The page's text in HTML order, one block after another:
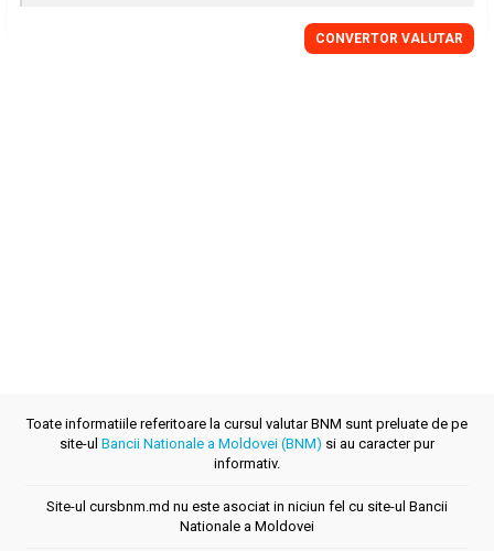
CONVERTOR VALUTAR
Toate informatiile referitoare la cursul valutar BNM sunt preluate de pe
site-ul Bancii Nationale a Moldovei (BNM) si au caracter pur
informativ.
Site-ul cursbnm.md nu este asociat in niciun fel cu site-ul Bancii
Nationale a Moldovei